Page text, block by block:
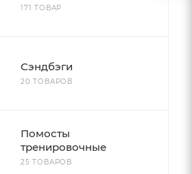
171 ТОВАР
Сэндбэги
20 ТОВАРОВ
Помосты
тренировочные
25 ТОВАРОВ